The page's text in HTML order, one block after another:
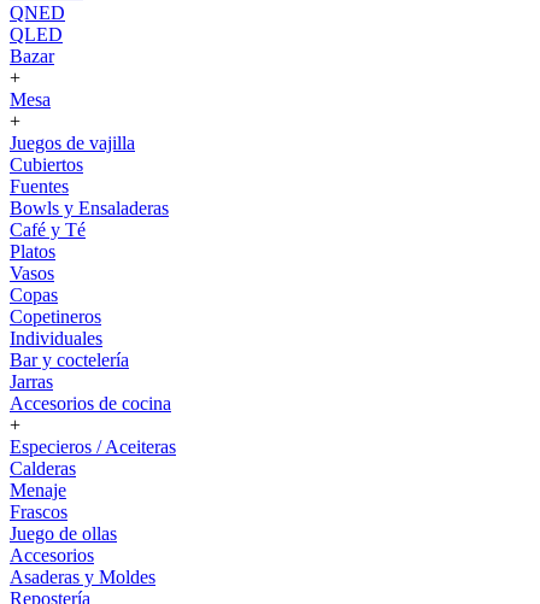
QNED
QLED
Bazar
+
Mesa
+
Juegos de vajilla
Cubiertos
Fuentes
Bowls y Ensaladeras
Café y Té
Platos
Vasos
Copas
Copetineros
Individuales
Bar y coctelería
Jarras
Accesorios de cocina
+
Especieros / Aceiteras
Calderas
Menaje
Frascos
Juego de ollas
Accesorios
Asaderas y Moldes
Repostería